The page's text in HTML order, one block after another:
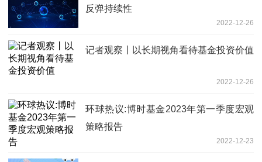
反弹持续性
2022-12-26
记者观察丨以长期视角看待基金投资价值
2022-12-26
环球热议:博时基金2023年第一季度宏观
策略报告
2022-12-23